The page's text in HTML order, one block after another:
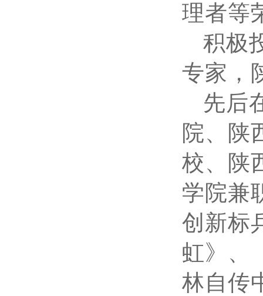
理者等
积极
专家，
先后
院、陕
校、陕
学院兼
创新标
虹》、
林自传